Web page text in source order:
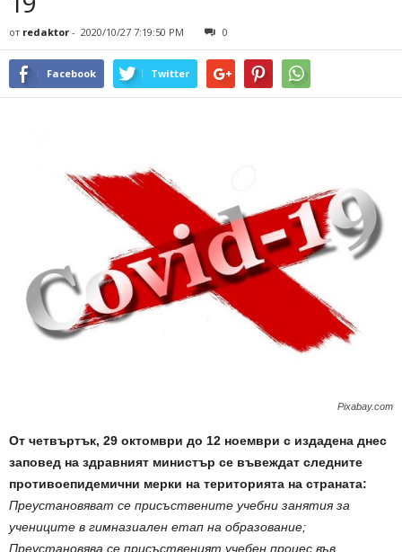
от redaktor - 2020/10/27 7:19:50 PM 0
Facebook Twitter
Pixabay.com
От четвъртък, 29 октомври до 12 ноември с издадена днес
заповед на здравният министър се въвеждат следните
противоепидемични мерки на територията на страната:
Преустановяват се присъствените учебни занятия за
учениците в гимназиален етап на образование;
Преустановява се присъственият учебен процес във